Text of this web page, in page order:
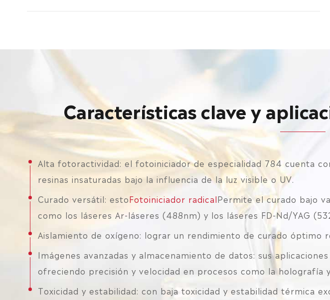
Características clave y
Alta fotoractividad: el fotoiniciador de especialidad 784 cuenta
resinas insaturadas bajo la influencia de la luz visible o UV.
Curado versátil: estoFotoiniciador radicalPermite el curado bajo
como los láseres Ar-láseres (488nm) y los láseres FD-Nd/YAG
Aislamiento de oxígeno: lograr un rendimiento de curado
Imágenes avanzadas y almacenamiento de datos: sus
ofreciendo precisión y velocidad en procesos como la holografía
Toxicidad y estabilidad: con baja toxicidad y estabilidad térmica